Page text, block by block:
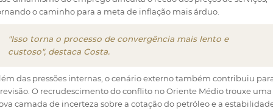
o caminho para a meta de inflação mais árduo.
"Isso torna o processo de convergência mais lento e
custoso", destaca Costa.
das pressões internas, o cenário externo também contribuiu
O recrudescimento do conflito no Oriente Médio trouxe uma
camada de incerteza sobre a cotação do petróleo e a